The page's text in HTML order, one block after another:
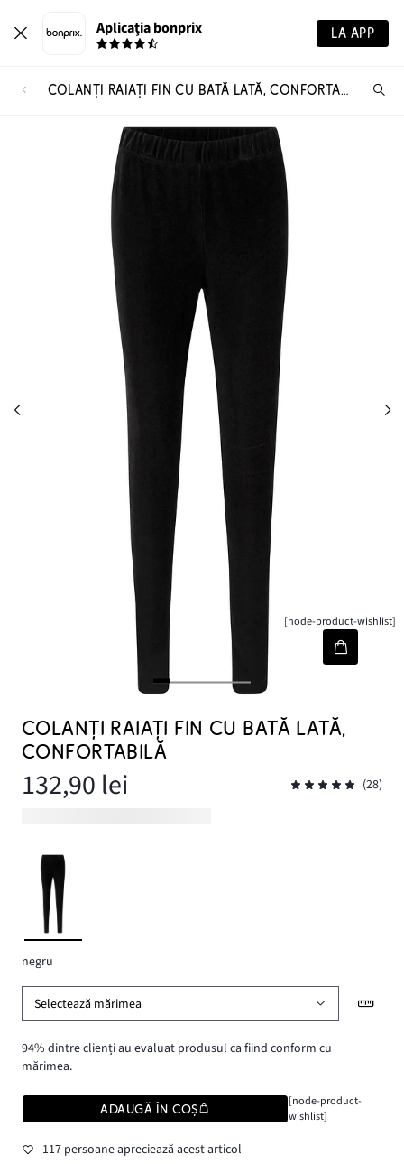
Aplicația bonprix LA APP
COLANŢI RAIAŢI FIN CU BATĂ LATĂ, CONFORTABILĂ
[node-product-wishlist]
COLANŢI RAIAŢI FIN CU BATĂ LATĂ,
CONFORTABILĂ
132,90 lei (28)
negru
Selectează mărimea
94% dintre clienți au evaluat produsul ca fiind conform cu
mărimea.
ADAUGĂ ÎN COȘ
[node-product-
wishlist]
117 persoane apreciează acest articol